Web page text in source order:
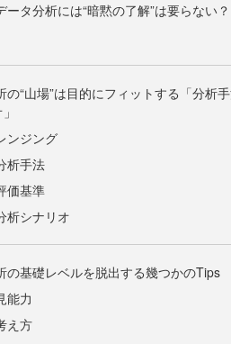
ータ分析には“暗黙の了解”は要らない？
の“山場”は目的にフィットする「分析
ンジング
析手法
価基準
析シナリオ
の基礎レベルを脱出する幾つかのTips
能力
え方